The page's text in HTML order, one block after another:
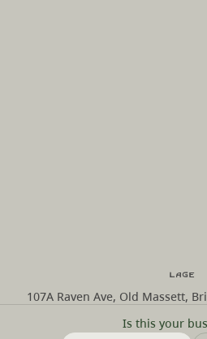
Is this your
Lage
107A Raven Ave, Old Massett,